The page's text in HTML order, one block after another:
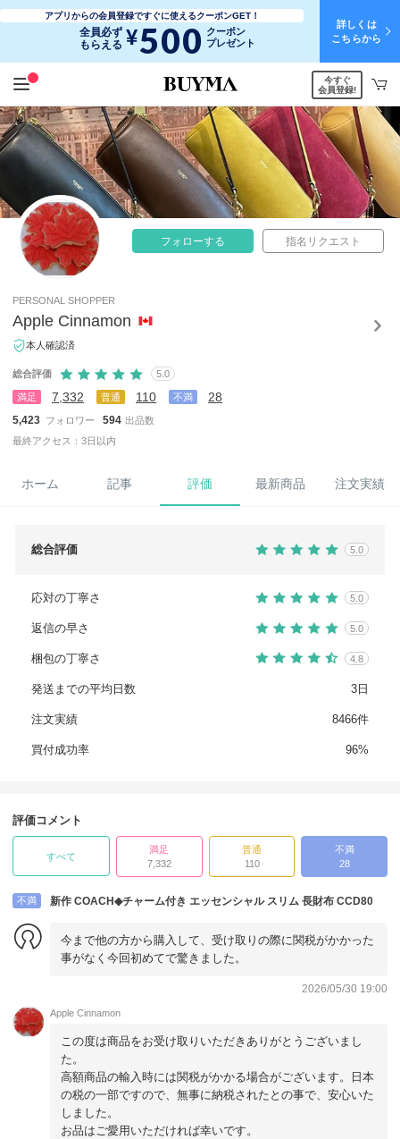
アプリからの会員登録ですぐに使えるクーポンGET！
全員必ず
もらえる ¥500 クーポン
プレゼント
詳しくは
こちらから
今すぐ
会員登録!
フォローする 指名リクエスト
PERSONAL SHOPPER
Apple Cinnamon
本人確認済
総合評価 5.0
満足 7,332 普通 110 不満 28
5,423 フォロワー 594 出品数
最終アクセス：3日以内
ホーム 記事 評価 最新商品 注文実績
総合評価 5.0
応対の丁寧さ 5.0
返信の早さ 5.0
梱包の丁寧さ 4.8
発送までの平均日数 3日
注文実績 8466件
買付成功率 96%
評価コメント
すべて
満足
7,332
普通
110
不満
28
不満 新作 COACH◆チャーム付き エッセンシャル スリム 長財布 CCD80
今まで他の方から購入して、受け取りの際に関税がかかった
事がなく今回初めてで驚きました。
2026/05/30 19:00
Apple Cinnamon
この度は商品をお受け取りいただきありがとうございまし
た。
高額商品の輸入時には関税がかかる場合がございます。日本
の税の一部ですので、無事に納税されたとの事で、安心いた
しました。
お品はご愛用いただければ幸いです。